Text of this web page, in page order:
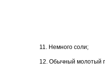
11. Немного соли;
12. Обычный молотый